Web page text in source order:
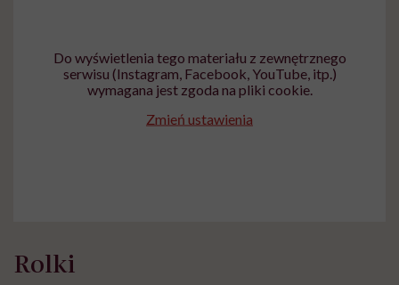
Do wyświetlenia tego materiału z zewnętrznego
serwisu (Instagram, Facebook, YouTube, itp.)
wymagana jest zgoda na pliki cookie.
Zmień ustawienia
Rolki